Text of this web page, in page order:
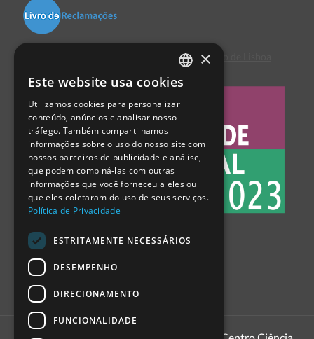
Centro de Arbitragem de Conflitos de Consumo de Lisboa
PORTUGUESE
ENGLISH
SPANISH
×
Este website usa cookies
Utilizamos cookies para personalizar
conteúdo, anúncios e analisar nosso
tráfego. Também compartilhamos
informações sobre o uso do nosso site com
nossos parceiros de publicidade e análise,
que podem combiná-las com outras
informações que você forneceu a eles ou
que eles coletaram do uso de seus serviços.
Política de Privacidade
ESTRITAMENTE NECESSÁRIOS
DESEMPENHO
DIRECIONAMENTO
FUNCIONALIDADE